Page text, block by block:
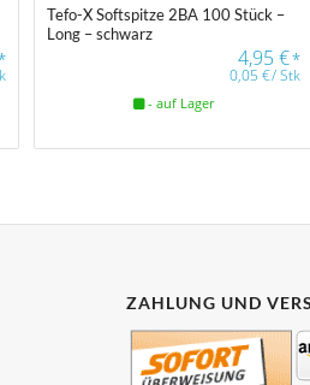
Tefo-X Softspitze 2BA 100 Stück –
Long – schwarz
4,95€*
0,05 €/Stk
- auf Lager
ZAHLUNG UND